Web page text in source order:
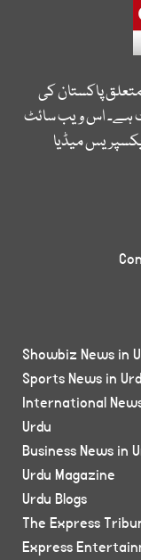
پاکستان کی
ہے۔ اس ویب سائٹ
میڈیا
Showbiz News in
Sports News in
International
Urdu
Business News in
Urdu Magazine
Urdu Blogs
The Express
Express